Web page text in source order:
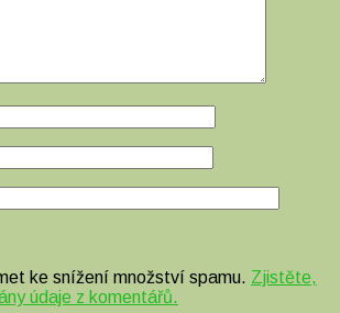
ke snížení množství spamu. Zjistěte,
údaje z komentářů.